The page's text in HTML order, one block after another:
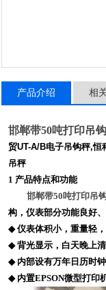
产品介绍 相
邯郸带50吨打印吊
贸UT-A/B电子吊钩秤,恒
吊秤
1 产品特点和功能
邯郸带50吨打印吊
构，仪表部分功能良好
◆ 仪表体积小，重量轻
◆ 背光显示，白天晚上
◆ 内部设有万年日历时
◆ 内置EPSON微型打印